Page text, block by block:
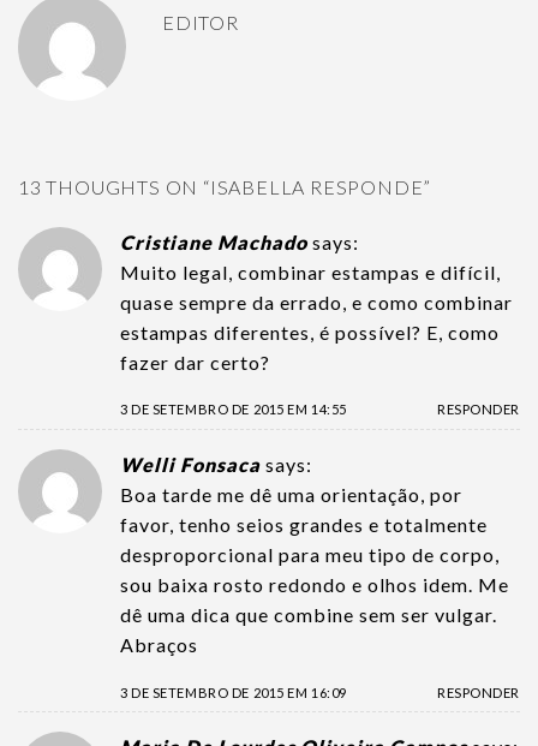
EDITOR
13 THOUGHTS ON “ISABELLA RESPONDE”
Cristiane Machado says:
Muito legal, combinar estampas e difícil,
quase sempre da errado, e como combinar
estampas diferentes, é possível? E, como
fazer dar certo?
3 DE SETEMBRO DE 2015 EM 14:55 RESPONDER
Welli Fonsaca says:
Boa tarde me dê uma orientação, por
favor, tenho seios grandes e totalmente
desproporcional para meu tipo de corpo,
sou baixa rosto redondo e olhos idem. Me
dê uma dica que combine sem ser vulgar.
Abraços
3 DE SETEMBRO DE 2015 EM 16:09 RESPONDER